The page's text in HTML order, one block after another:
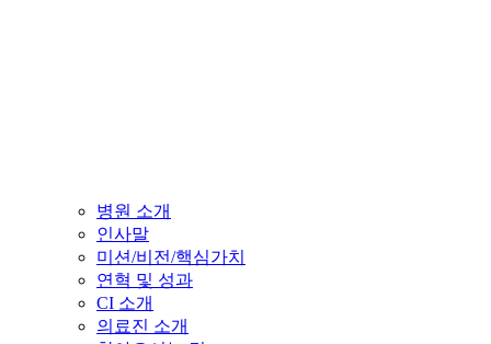
병원 소개
인사말
미션/비전/핵심가치
연혁 및 성과
CI 소개
의료진 소개